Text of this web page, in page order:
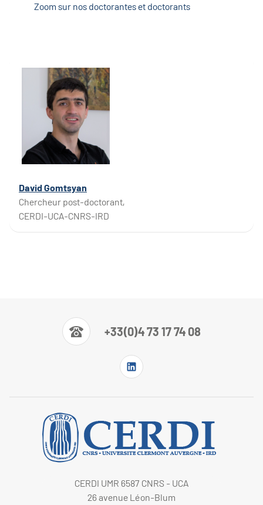
Zoom sur nos doctorantes et doctorants
David Gomtsyan
Chercheur post-doctorant,
CERDI-UCA-CNRS-IRD
+33(0)4 73 17 74 08
CERDI UMR 6587 CNRS - UCA
26 avenue Léon-Blum